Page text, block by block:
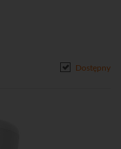
Dostępny